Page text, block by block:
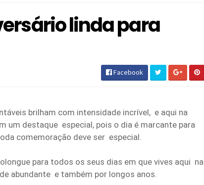
linda para
Facebook
brilham com intensidade incrível, e aqui na
um destaque especial, pois o dia é marcante para
comemoração deve ser especial.
para todos os seus dias em que vives aqui na
abundante e também por longos anos.